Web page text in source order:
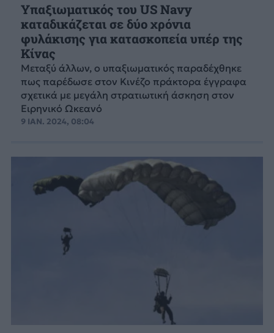
Υπαξιωματικός του US Navy
καταδικάζεται σε δύο χρόνια
φυλάκισης για κατασκοπεία υπέρ της
Κίνας
Μεταξύ άλλων, ο υπαξιωματικός παραδέχθηκε
πως παρέδωσε στον Κινέζο πράκτορα έγγραφα
σχετικά με μεγάλη στρατιωτική άσκηση στον
Ειρηνικό Ωκεανό
9 ΙΑΝ. 2024, 08:04